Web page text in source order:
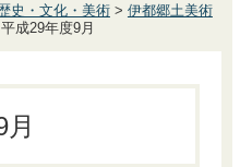
史・文化・美術> 伊都郷土美術
成29年度9月